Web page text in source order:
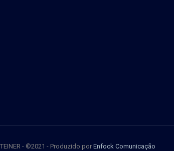
- ©2021 - Produzido por Enfock Comunicação